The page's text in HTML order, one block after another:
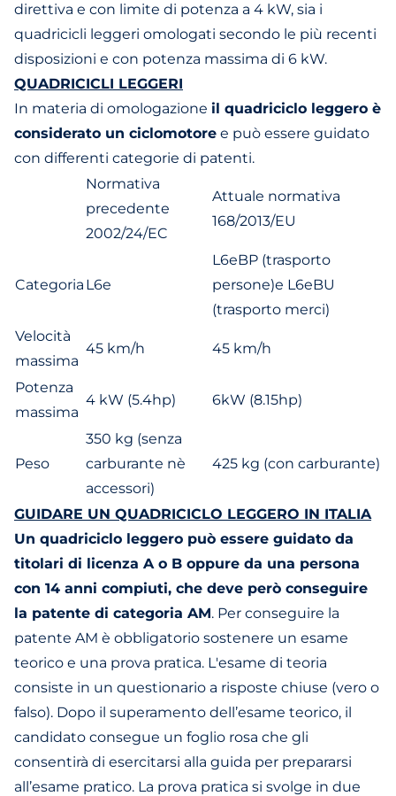
direttiva e con limite di potenza a 4 kW, sia i
quadricicli leggeri omologati secondo le più recenti
disposizioni e con potenza massima di 6 kW.
QUADRICICLI LEGGERI
In materia di omologazione il quadriciclo leggero è
considerato un ciclomotore e può essere guidato
con differenti categorie di patenti.
Normativa
precedente
2002/24/EC
Attuale normativa
168/2013/EU
Categoria L6e
L6eBP (trasporto
persone)e L6eBU
(trasporto merci)
Velocità
massima
45 km/h 45 km/h
Potenza
massima
4 kW (5.4hp) 6kW (8.15hp)
Peso
350 kg (senza
carburante nè
accessori)
425 kg (con carburante)
GUIDARE UN QUADRICICLO LEGGERO IN ITALIA
Un quadriciclo leggero può essere guidato da
titolari di licenza A o B oppure da una persona
con 14 anni compiuti, che deve però conseguire
la patente di categoria AM. Per conseguire la
patente AM è obbligatorio sostenere un esame
teorico e una prova pratica. L'esame di teoria
consiste in un questionario a risposte chiuse (vero o
falso). Dopo il superamento dell’esame teorico, il
candidato consegue un foglio rosa che gli
consentirà di esercitarsi alla guida per prepararsi
all’esame pratico. La prova pratica si svolge in due